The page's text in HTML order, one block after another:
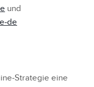
und
eine